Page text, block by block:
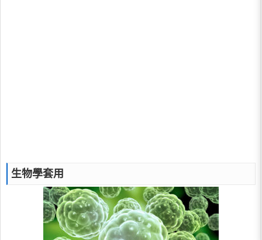
生物學套用